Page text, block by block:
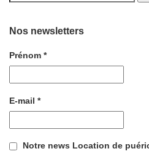
Nos newsletters
Prénom *
E-mail *
Notre news Location de